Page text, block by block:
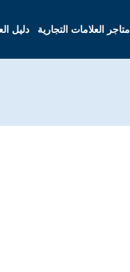
متاجر العلامات التجارية دليل